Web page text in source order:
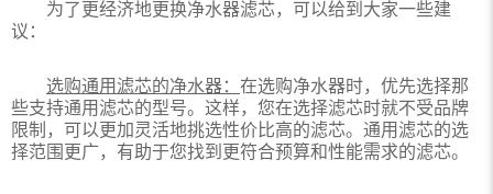
为了更经济地更换净水器滤芯，可以给到大家一些建
议：
选购通用滤芯的净水器： 在选购净水器时，优先选择那
些支持通用滤芯的型号。这样，您在选择滤芯时就不受品牌
限制，可以更加灵活地挑选性价比高的滤芯。通用滤芯的选
择范围更广，有助于您找到更符合预算和性能需求的滤芯。